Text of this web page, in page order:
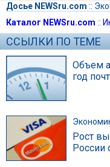
Досье NEWSru.com ::
Каталог NEWSru.com ::
ССЫЛКИ ПО ТЕМЕ
Объем
год
Рост
России